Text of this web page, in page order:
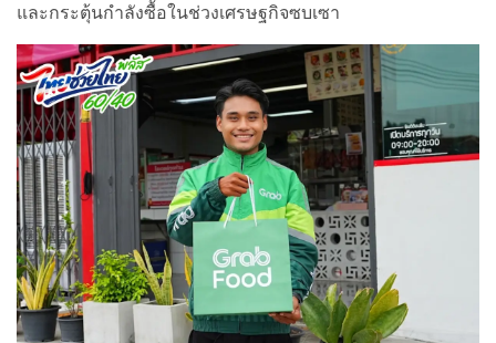
และกระตุ้นกำลังซื้อในช่วงเศรษฐกิจซบเซา